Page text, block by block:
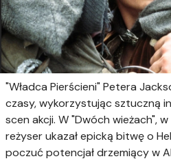
"Władca Pierścieni" Petera
czasy, wykorzystując sztuczną
scen akcji. W "Dwóch wieżach",
reżyser ukazał epicką bitwę o
poczuć potencjał drzemiący w